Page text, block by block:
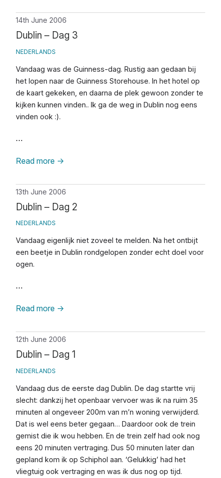
14th June 2006
Dublin – Dag 3
NEDERLANDS
Vandaag was de Guinness-dag. Rustig aan gedaan bij
het lopen naar de Guinness Storehouse. In het hotel op
de kaart gekeken, en daarna de plek gewoon zonder te
kijken kunnen vinden.. Ik ga de weg in Dublin nog eens
vinden ook :).
…
Read more →
13th June 2006
Dublin – Dag 2
NEDERLANDS
Vandaag eigenlijk niet zoveel te melden. Na het ontbijt
een beetje in Dublin rondgelopen zonder echt doel voor
ogen.
…
Read more →
12th June 2006
Dublin – Dag 1
NEDERLANDS
Vandaag dus de eerste dag Dublin. De dag startte vrij
slecht: dankzij het openbaar vervoer was ik na ruim 35
minuten al ongeveer 200m van m’n woning verwijderd.
Dat is wel eens beter gegaan… Daardoor ook de trein
gemist die ik wou hebben. En de trein zelf had ook nog
eens 20 minuten vertraging. Dus 50 minuten later dan
gepland kom ik op Schiphol aan. ‘Gelukkig’ had het
vliegtuig ook vertraging en was ik dus nog op tijd.